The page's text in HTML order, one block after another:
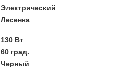
Электрический
Лесенка
130 Вт
60 град.
Черный